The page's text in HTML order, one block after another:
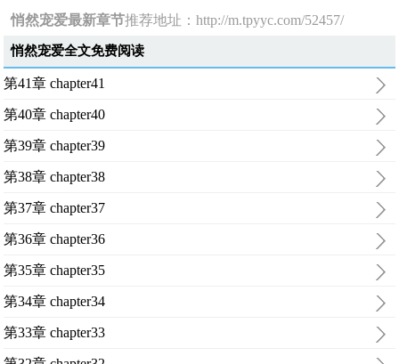
悄然宠爱最新章节推荐地址：http://m.tpyyc.com/52457/
悄然宠爱全文免费阅读
第41章 chapter41
第40章 chapter40
第39章 chapter39
第38章 chapter38
第37章 chapter37
第36章 chapter36
第35章 chapter35
第34章 chapter34
第33章 chapter33